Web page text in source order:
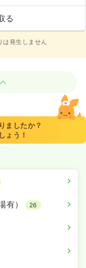
る
は発生しません
ましたか？
ょう！
有） 26